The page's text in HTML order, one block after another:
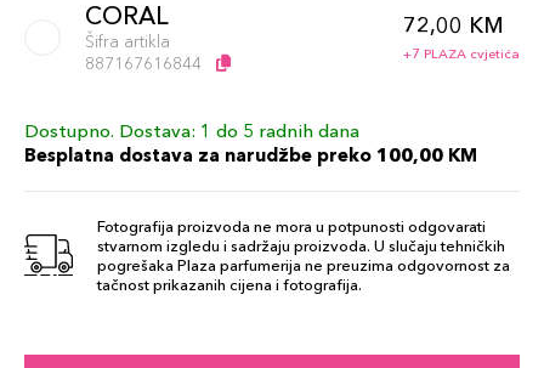
CORAL
Šifra artikla
887167616844
72,00 KM
+7 PLAZA cvjetića
FRAGILE EGO
Šifra artikla
72,00 KM
RED
Šifra artikla
72,00 KM
Dostupno. Dostava: 1 do 5 radnih dana
Besplatna dostava za narudžbe preko 100,00 KM
Fotografija proizvoda ne mora u potpunosti odgovarati
stvarnom izgledu i sadržaju proizvoda. U slučaju tehničkih
pogrešaka Plaza parfumerija ne preuzima odgovornost za
tačnost prikazanih cijena i fotografija.